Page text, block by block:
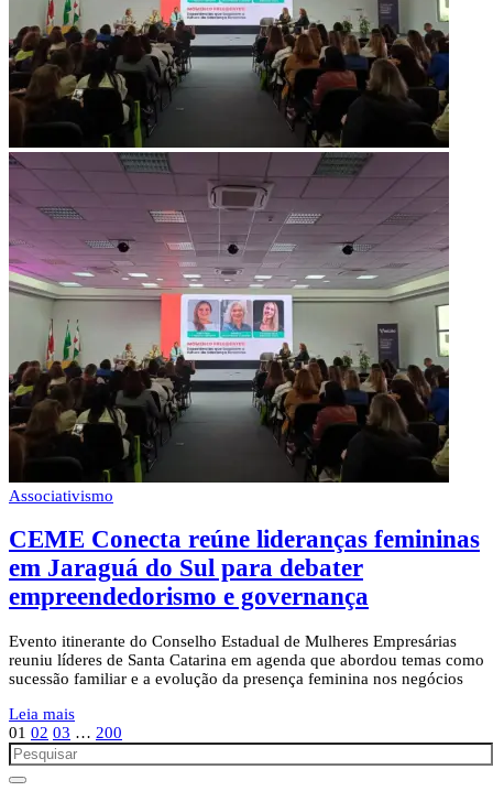
Associativismo
CEME Conecta reúne lideranças femininas
em Jaraguá do Sul para debater
empreendedorismo e governança
Evento itinerante do Conselho Estadual de Mulheres Empresárias
reuniu líderes de Santa Catarina em agenda que abordou temas como
sucessão familiar e a evolução da presença feminina nos negócios
Leia mais
01 02 03 … 200